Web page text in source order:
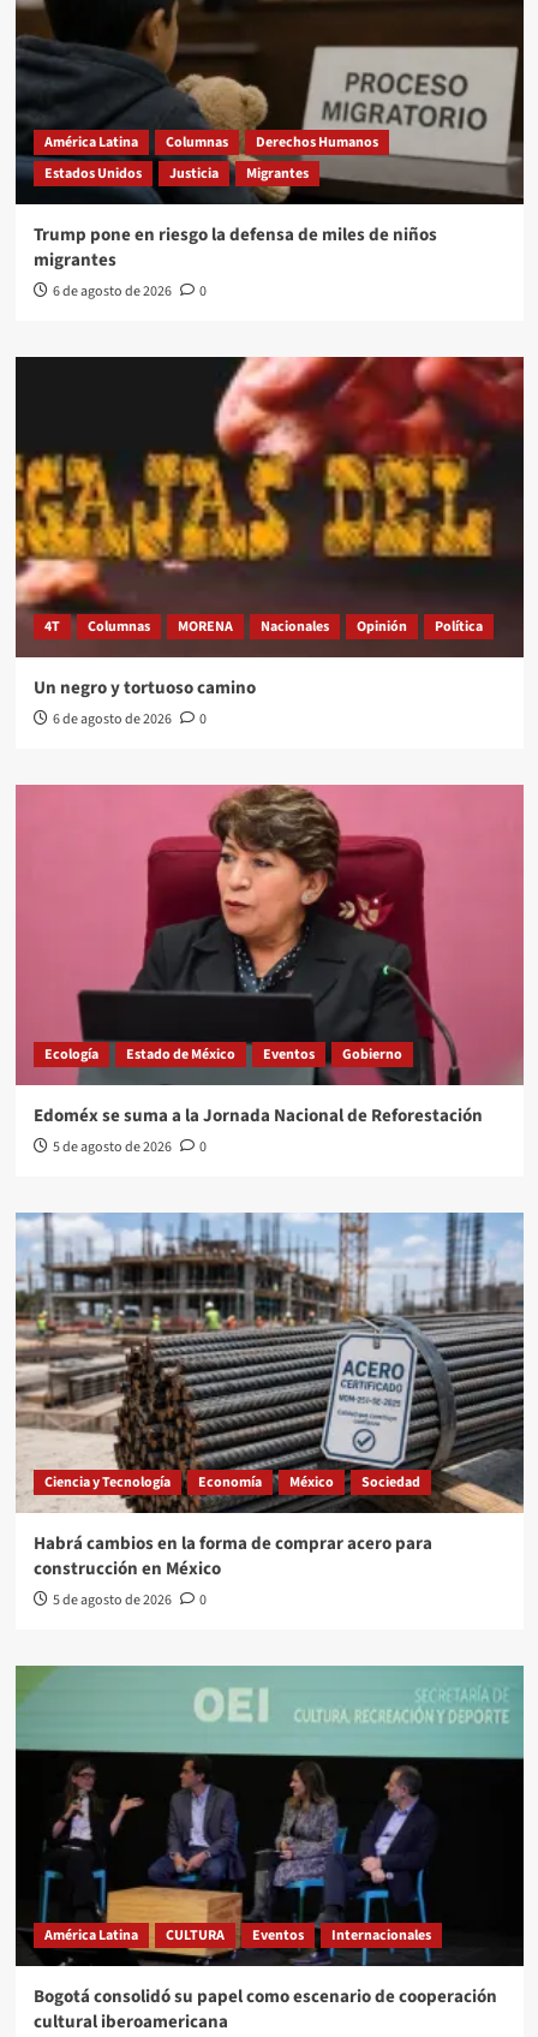
América Latina Columnas
Derechos Humanos
Estados Unidos
Justicia Migrantes
Trump pone en riesgo la defensa de miles de niños
migrantes
6 de agosto de 2026 0
4T Columnas MORENA Nacionales Opinión Política
Un negro y tortuoso camino
6 de agosto de 2026 0
Ecología Estado de México Eventos Gobierno
Edoméx se suma a la Jornada Nacional de Reforestación
5 de agosto de 2026 0
Ciencia y Tecnología Economía México Sociedad
Habrá cambios en la forma de comprar acero para
construcción en México
5 de agosto de 2026 0
América Latina CULTURA Eventos Internacionales
Bogotá consolidó su papel como escenario de cooperación
cultural iberoamericana